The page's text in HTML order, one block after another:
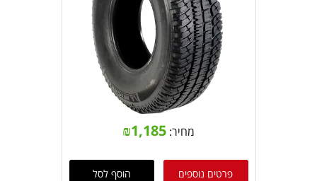
מחיר: ₪1,185
פרטים נוספים הוסף לסל